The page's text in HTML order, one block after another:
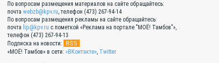
По вопросам размещения материалов на сайте обращайтесь:
почта webzb@kpv.ru, телефон (473) 267-94-14
По вопросам размещения рекламы на сайте обращайтесь:
почта lip@kpv.ru с пометкой «Реклама на портале "МОЁ! Тамбов"»,
телефон (473) 267-94-13
Подписка на новости:
RSS
«МОЁ! Тамбов» в сети: «ВКонтакте», Twitter